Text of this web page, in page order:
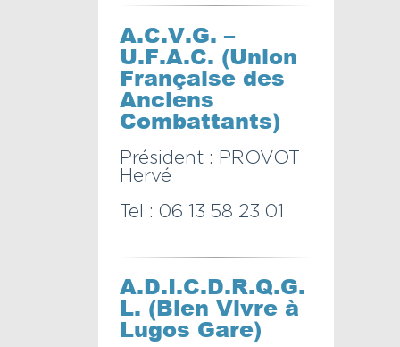
A.C.V.G. –
U.F.A.C. (Union
Française des
Anciens
Combattants)
Président : PROVOT
Hervé
Tel : 06 13 58 23 01
A.D.I.C.D.R.Q.G.
L. (Bien Vivre à
Lugos Gare)